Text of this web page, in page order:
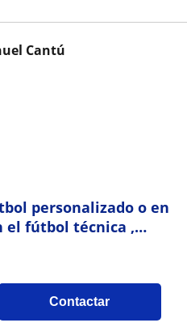
Cantú
personalizado o en
el fútbol técnica ,
Contactar